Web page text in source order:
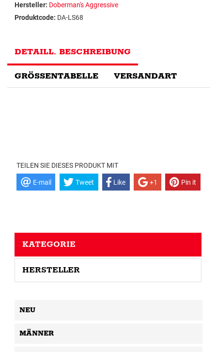
Hersteller: Doberman's Aggressive
Produktcode: DA-LS68
DETAILL. BESCHREIBUNG
GRÖSSENTABELLE VERSANDART
TEILEN SIE DIESES PRODUKT MIT
E-mail Tweet Like +1 Pin it
KATEGORIE
HERSTELLER
NEU
MÄNNER